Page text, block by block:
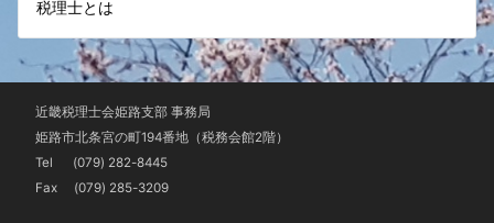
税理士とは
近畿税理士会姫路支部 事務局
姫路市北条宮の町194番地（税務会館2階）
Tel (079) 282-8445
Fax (079) 285-3209